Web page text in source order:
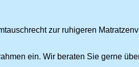
zur ruhigeren
ein. Wir beraten Sie gerne